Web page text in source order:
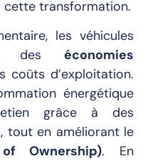
cette transformation.
les véhicules
des économies
coûts d’exploitation.
énergétique
grâce à des
tout en améliorant le
Ownership). En